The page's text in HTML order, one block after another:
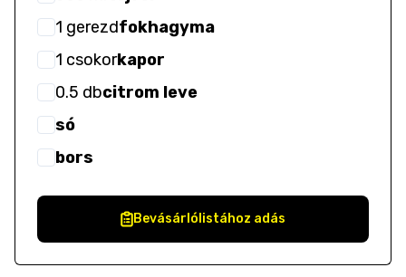
1 gerezdfokhagyma
1 csokorkapor
0.5 dbcitrom leve
só
bors
Bevásárlólistához adás